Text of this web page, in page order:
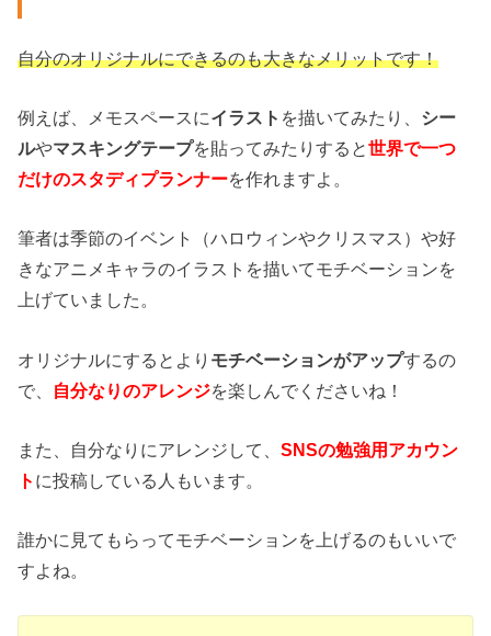
自分のオリジナルにできるのも大きなメリットです！
例えば、メモスペースにイラスト を描いてみたり、 シー
ルやマスキングテープを貼ってみたりすると世界で一つ
だけのスタディプランナーを作れますよ。
筆者は季節のイベント（ハロウィンやクリスマス）や好
きなアニメキャラのイラストを描いてモチベーションを
上げていました。
オリジナルにするとより モチベーションがアップするの
で、 自分なりのアレンジを楽しんでくださいね！
また、自分なりにアレンジして、SNSの勉強用アカウン
ト に投稿している人もいます。
誰かに見てもらってモチベーションを上げるのもいいで
すよね。